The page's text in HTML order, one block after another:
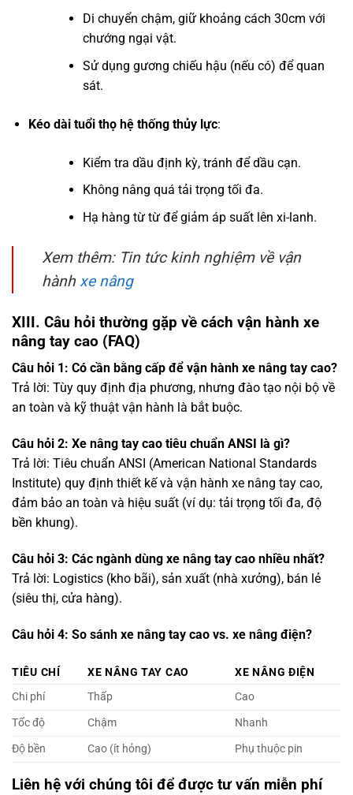
Di chuyển chậm, giữ khoảng cách 30cm với
chướng ngại vật.
Sử dụng gương chiếu hậu (nếu có) để quan
sát.
Kéo dài tuổi thọ hệ thống thủy lực:
Kiểm tra dầu định kỳ, tránh để dầu cạn.
Không nâng quá tải trọng tối đa.
Hạ hàng từ từ để giảm áp suất lên xi-lanh.
Xem thêm: Tin tức kinh nghiệm về vận
hànhxe nâng
XIII. Câu hỏi thường gặp về cách vận hành xe
nâng tay cao (FAQ)
Câu hỏi 1: Có cần bằng cấp để vận hành xe nâng tay cao?
Trả lời: Tùy quy định địa phương, nhưng đào tạo nội bộ về
an toàn và kỹ thuật vận hành là bắt buộc.
Câu hỏi 2: Xe nâng tay cao tiêu chuẩn ANSI là gì?
Trả lời: Tiêu chuẩn ANSI (American National Standards
Institute) quy định thiết kế và vận hành xe nâng tay cao,
đảm bảo an toàn và hiệu suất (ví dụ: tải trọng tối đa, độ
bền khung).
Câu hỏi 3: Các ngành dùng xe nâng tay cao nhiều nhất?
Trả lời: Logistics (kho bãi), sản xuất (nhà xưởng), bán lẻ
(siêu thị, cửa hàng).
Câu hỏi 4: So sánh xe nâng tay cao vs. xe nâng điện?
TIÊU CHÍ XE NÂNG TAY CAO
XE NÂNG ĐIỆN
Chi phí
Thấp
Cao
Tốc độ
Chậm
Nhanh
Độ bền
Cao (ít hỏng) Phụ thuộc pin
Liên hệ với chúng tôi để được tư vấn miễn phí